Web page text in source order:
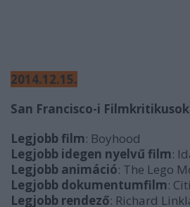
2014.12.15.
San Francisco-i
Legjobb film: Boyhood
Legjobb idegen nyelvű film:
Legjobb animáció: The Lego
Legjobb dokumentumfilm:
Legjobb rendező: Richard